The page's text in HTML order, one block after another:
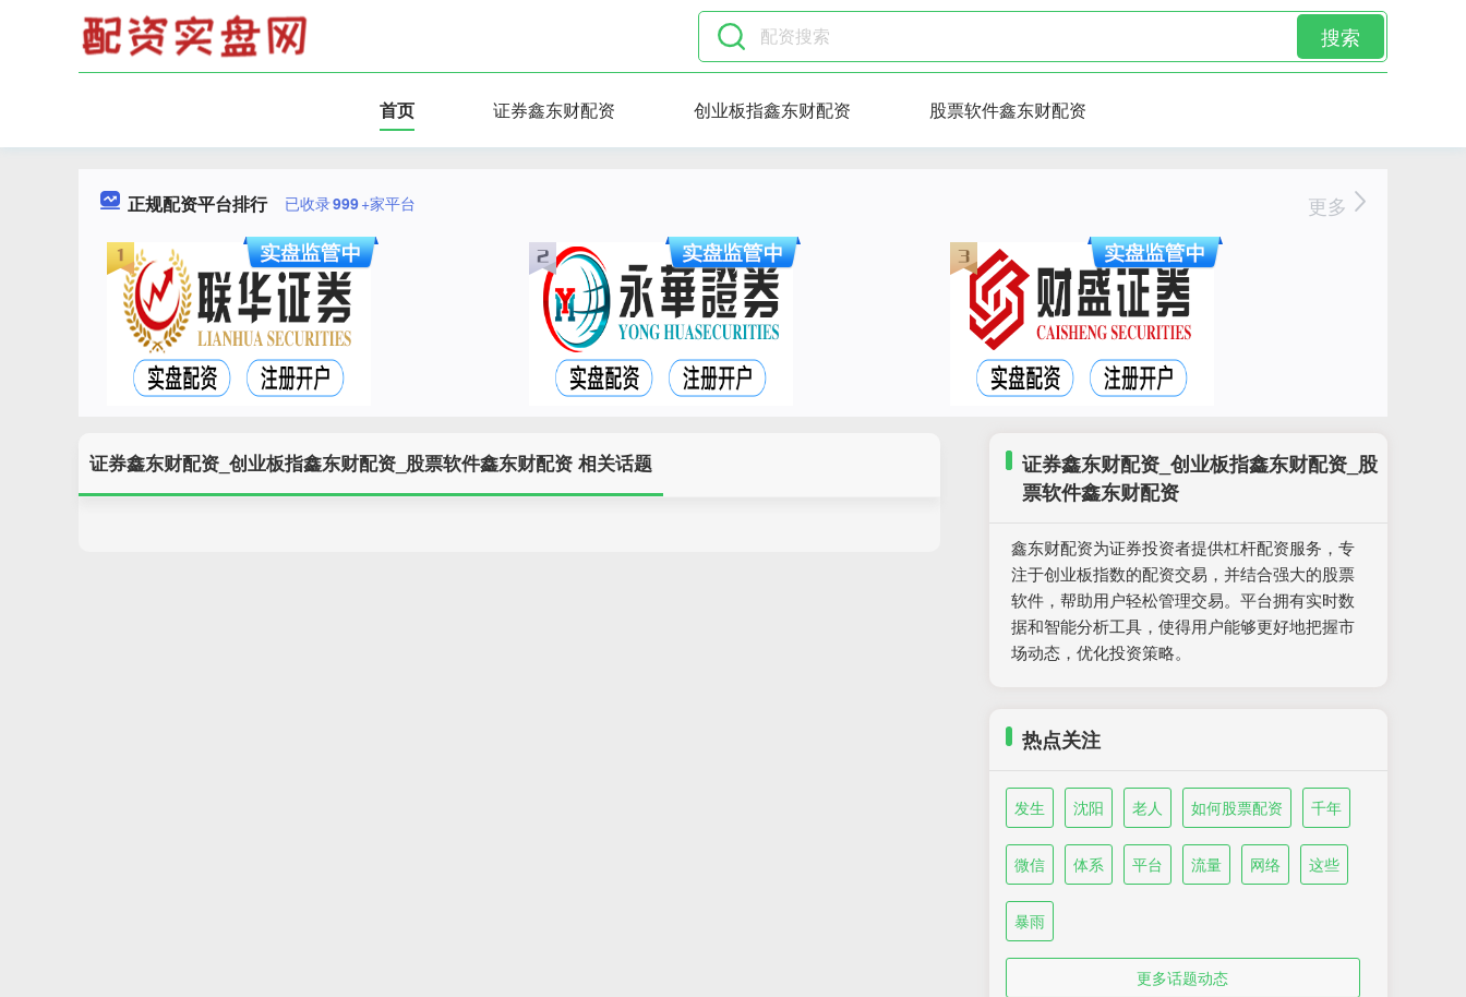
搜索
首页 证券鑫东财配资 创业板指鑫东财配资 股票软件鑫东财配资
正规配资平台排行 已收录999+家平台 更多
证券鑫东财配资_创业板指鑫东财配资_股票软件鑫东财配资 相关话题
证券鑫东财配资_创业板指鑫东财配资_股
票软件鑫东财配资
鑫东财配资为证券投资者提供杠杆配资服务，专
注于创业板指数的配资交易，并结合强大的股票
软件，帮助用户轻松管理交易。平台拥有实时数
据和智能分析工具，使得用户能够更好地把握市
场动态，优化投资策略。
热点关注
发生 沈阳 老人 如何股票配资 千年
微信 体系 平台 流量 网络 这些
暴雨
更多话题动态